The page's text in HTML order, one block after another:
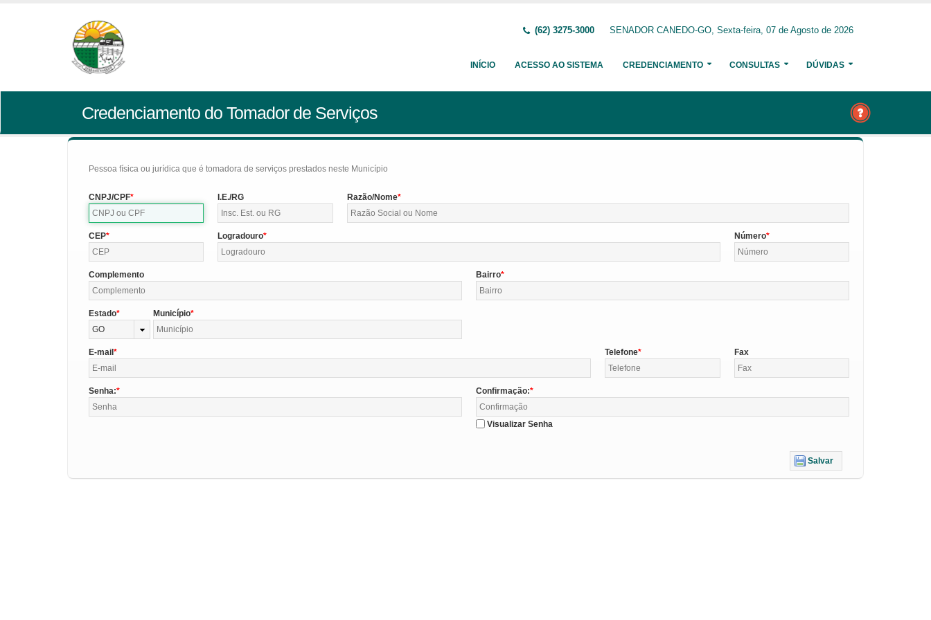
(62) 3275-3000 SENADOR CANEDO-GO, Sexta-feira, 07 de Agosto de 2026
INÍCIO ACESSO AO SISTEMA CREDENCIAMENTO CONSULTAS DÚVIDAS
Credenciamento do Tomador de Serviços
Pessoa física ou jurídica que é tomadora de serviços prestados neste Município
CNPJ/CPF I.E./RG Razão/Nome
CEP Logradouro Número
Complemento Bairro
Estado
GO
Município
E-mail Telefone Fax
Senha: Confirmação:
Visualizar Senha
Salvar